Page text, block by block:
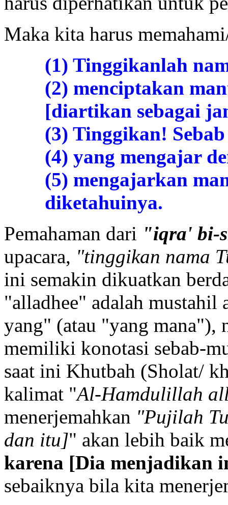
Maka kita harus
(1) Tinggikanlah
(2) menciptakan
[diartikan sebagai
(3) Tinggikan!
(4) yang mengajar
(5) mengajarkan
diketahuinya.
Pemahaman dari "iqra' bi-
upacara, "tinggikan nama
ini semakin dikuatkan
"alladhee" adalah mustahil
yang" (atau "yang mana"),
memiliki konotasi sebab-
saat ini Khutbah (Sholat/
kalimat "Al-Hamdulillah
menerjemahkan "Pujilah
dan itu]" akan lebih baik
karena [Dia menjadikan
sebaiknya bila kita